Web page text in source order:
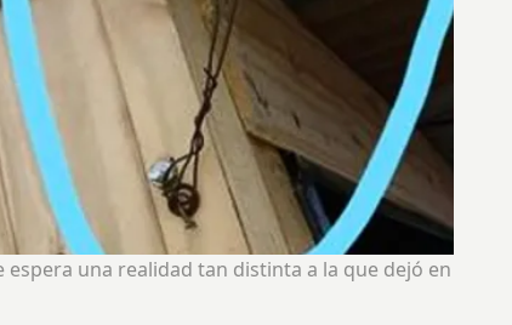
una realidad tan distinta a la que dejó en